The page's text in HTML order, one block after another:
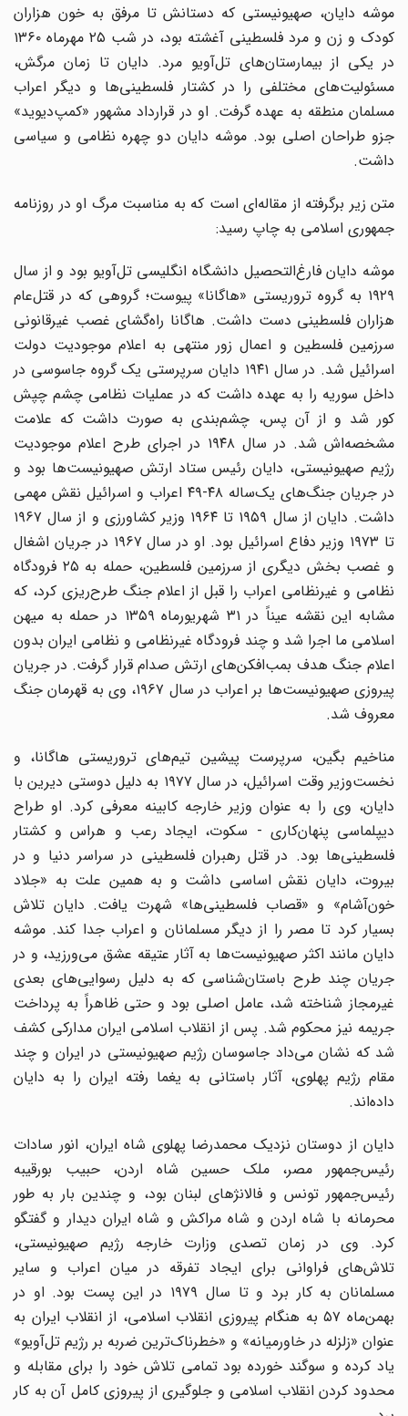
موشه دایان، صهیونیستی که دستانش تا مرفق به خون هزاران
کودک و زن و مرد فلسطینی آغشته بود، در شب ۲۵ مهرماه ۱۳۶۰
در یکی از بیمارستان‌های تل‌آویو مرد. دایان تا زمان مرگش،
مسئولیت‌های مختلفی را در کشتار فلسطینی‌ها و دیگر اعراب
مسلمان منطقه به عهده گرفت. او در قرارداد مشهور «کمپ‌دیوید»
جزو طراحان اصلی بود. موشه دایان دو چهره نظامی و سیاسی
داشت.
متن زیر برگرفته از مقاله‌ای است که به مناسبت مرگ او در روزنامه
جمهوری اسلامی به چاپ رسید:
موشه دایان فارغ‌التحصیل دانشگاه انگلیسی تل‌آویو بود و از سال
۱۹۲۹ به گروه تروریستی «هاگانا» پیوست؛ گروهی که در قتل‌عام
هزاران فلسطینی دست داشت. هاگانا راه‌گشای غصب غیرقانونی
سرزمین فلسطین و اعمال زور منتهی به اعلام موجودیت دولت
اسرائیل شد. در سال ۱۹۴۱ دایان سرپرستی یک گروه جاسوسی در
داخل سوریه را به عهده داشت که در عملیات نظامی چشم چپش
کور شد و از آن پس، چشم‌بندی به صورت داشت که علامت
مشخصه‌اش شد. در سال ۱۹۴۸ در اجرای طرح اعلام موجودیت
رژیم صهیونیستی، دایان رئیس ستاد ارتش صهیونیست‌ها بود و
در جریان جنگ‌های یک‌ساله ۴۸-۴۹ اعراب و اسرائیل نقش مهمی
داشت. دایان از سال ۱۹۵۹ تا ۱۹۶۴ وزیر کشاورزی و از سال ۱۹۶۷
تا ۱۹۷۳ وزیر دفاع اسرائیل بود. او در سال ۱۹۶۷ در جریان اشغال
و غصب بخش دیگری از سرزمین فلسطین، حمله به ۲۵ فرودگاه
نظامی و غیرنظامی اعراب را قبل از اعلام جنگ طرح‌ریزی کرد، که
مشابه این نقشه عیناً در ۳۱ شهریورماه ۱۳۵۹ در حمله به میهن
اسلامی ما اجرا شد و چند فرودگاه غیرنظامی و نظامی ایران بدون
اعلام جنگ هدف بمب‌افکن‌های ارتش صدام قرار گرفت. در جریان
پیروزی صهیونیست‌ها بر اعراب در سال ۱۹۶۷، وی به قهرمان جنگ
معروف شد.
مناخیم بگین، سرپرست پیشین تیم‌های تروریستی هاگانا، و
نخست‌وزیر وقت اسرائیل، در سال ۱۹۷۷ به دلیل دوستی دیرین با
دایان، وی را به عنوان وزیر خارجه کابینه معرفی کرد. او طراح
دیپلماسی پنهان‌کاری - سکوت، ایجاد رعب و هراس و کشتار
فلسطینی‌ها بود. در قتل رهبران فلسطینی در سراسر دنیا و در
بیروت، دایان نقش اساسی داشت و به همین علت به «جلاد
خون‌آشام» و «قصاب فلسطینی‌ها» شهرت یافت. دایان تلاش
بسیار کرد تا مصر را از دیگر مسلمانان و اعراب جدا کند. موشه
دایان مانند اکثر صهیونیست‌ها به آثار عتیقه عشق می‌ورزید، و در
جریان چند طرح باستان‌شناسی که به دلیل رسوایی‌های بعدی
غیرمجاز شناخته شد، عامل اصلی بود و حتی ظاهراً به پرداخت
جریمه نیز محکوم شد. پس از انقلاب اسلامی ایران مدارکی کشف
شد که نشان می‌داد جاسوسان رژیم صهیونیستی در ایران و چند
مقام رژیم پهلوی، آثار باستانی به یغما رفته ایران را به دایان
داده‌اند.
دایان از دوستان نزدیک محمدرضا پهلوی شاه ایران، انور سادات
رئیس‌جمهور مصر، ملک‌ حسین شاه اردن، حبیب بورقیبه
رئیس‌جمهور تونس و فالانژهای لبنان بود، و چندین بار به طور
محرمانه با شاه اردن و شاه مراکش و شاه ایران دیدار و گفتگو
کرد. وی در زمان تصدی وزارت خارجه رژیم صهیونیستی،
تلاش‌های فراوانی برای ایجاد تفرقه در میان اعراب و سایر
مسلمانان به کار برد و تا سال ۱۹۷۹ در این پست بود. او در
بهمن‌ماه ۵۷ به هنگام پیروزی انقلاب اسلامی، از انقلاب ایران به
عنوان «زلزله در خاورمیانه» و «خطرناک‌ترین ضربه بر رژیم تل‌آویو»
یاد کرده و سوگند خورده بود تمامی تلاش خود را برای مقابله و
محدود کردن انقلاب اسلامی و جلوگیری از پیروزی کامل آن به کار